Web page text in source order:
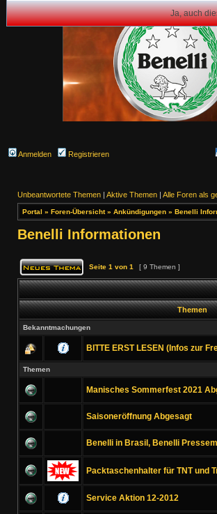
Ja, auch
Anmelden Registrieren
Unbeantwortete Themen | Aktive Themen | Alle Foren als
Portal » Foren-Übersicht» Ankündigungen » Benelli
Benelli Informationen
Seite 1 von 1 [ 9 Themen ]
Themen
Bekanntmachungen
BITTE ERST LESEN (Infos zur
Themen
Manisches Sommerfest 2021
Saisoneröffnung Abgesagt
Benelli in Brasil, Benelli
Packtaschenhalter für TNT und
Service Aktion 12-2012